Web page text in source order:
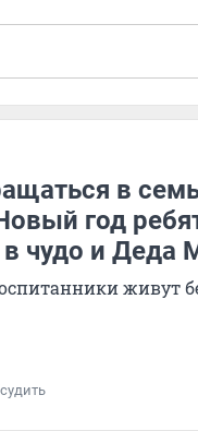
в
год
чудо и Деда
живут